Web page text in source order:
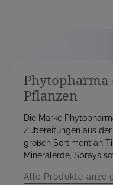
Pflanzen
Die Marke
Zubereitungen aus
großen Sortiment an
Mineralerde, Sprays
Alle Produkte